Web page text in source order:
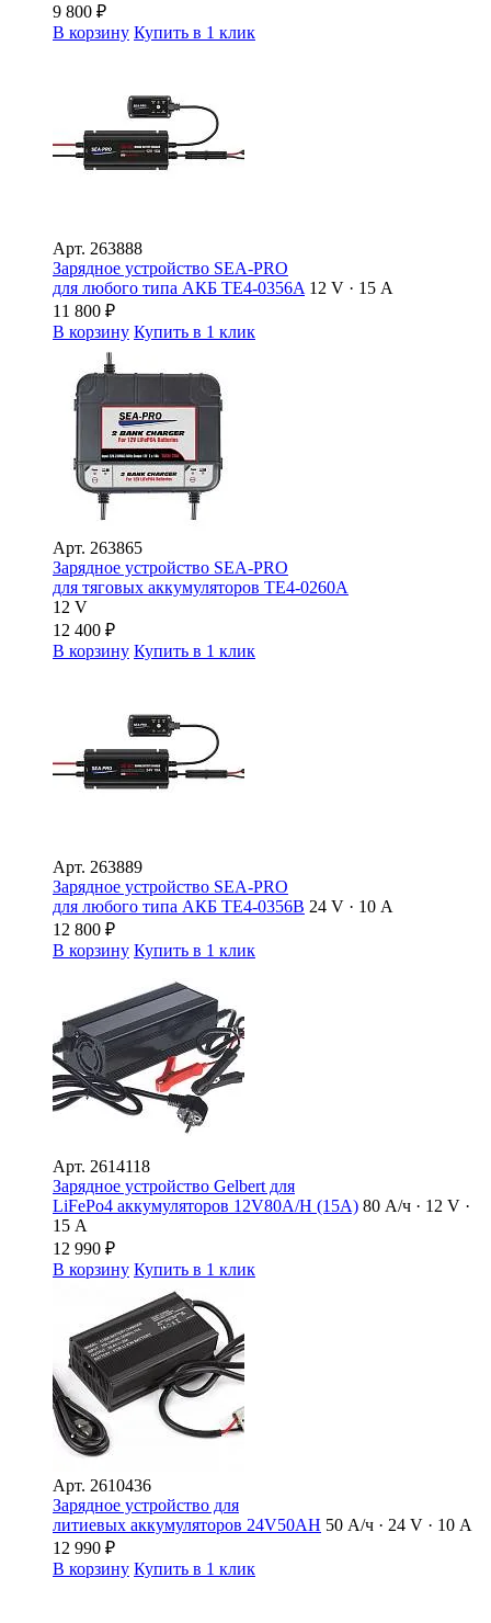
9 800 ₽
В корзину Купить в 1 клик
Арт. 263888
Зарядное устройство SEA-PRO
для любого типа АКБ ТЕ4-0356A 12 V · 15 А
11 800 ₽
В корзину Купить в 1 клик
Арт. 263865
Зарядное устройство SEA-PRO
для тяговых аккумуляторов ТЕ4-0260А
12 V
12 400 ₽
В корзину Купить в 1 клик
Арт. 263889
Зарядное устройство SEA-PRO
для любого типа АКБ ТЕ4-0356B 24 V · 10 А
12 800 ₽
В корзину Купить в 1 клик
Арт. 2614118
Зарядное устройство Gelbert для
LiFePo4 аккумуляторов 12V80A/H (15А) 80 А/ч · 12 V ·
15 А
12 990 ₽
В корзину Купить в 1 клик
Арт. 2610436
Зарядное устройство для
литиевых аккумуляторов 24V50AH 50 А/ч · 24 V · 10 А
12 990 ₽
В корзину Купить в 1 клик